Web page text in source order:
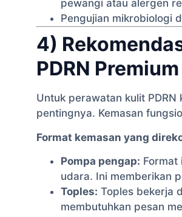
pewangi atau alergen
Pengujian mikrobiologi
4)
PDRN Premium
Untuk perawatan kulit
pentingnya. Kemasan
Format kemasan yang
Pompa pengap: Format
udara. Ini memberikan
Toples: Toples bekerja
membutuhkan pesan